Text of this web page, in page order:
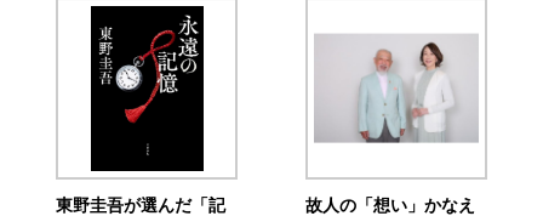
東野圭吾が選んだ「記
故人の「想い」かなえ